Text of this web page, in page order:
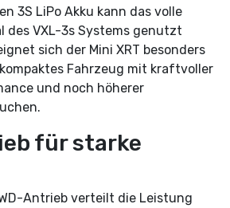
3S LiPo Akku kann das volle
des VXL-3s Systems genutzt
sich der Mini XRT besonders
Fahrzeug mit kraftvoller
und noch höherer
für starke
Antrieb verteilt die Leistung